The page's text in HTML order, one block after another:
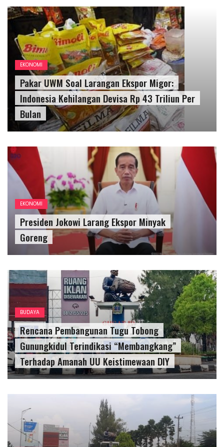
EKONOMI
Pakar UWM Soal Larangan Ekspor Migor:
Indonesia Kehilangan Devisa Rp 43 Triliun Per
Bulan
EKONOMI
Presiden Jokowi Larang Ekspor Minyak
Goreng
BUDAYA
Rencana Pembangunan Tugu Tobong
Gunungkidul Terindikasi “Membangkang”
Terhadap Amanah UU Keistimewaan DIY